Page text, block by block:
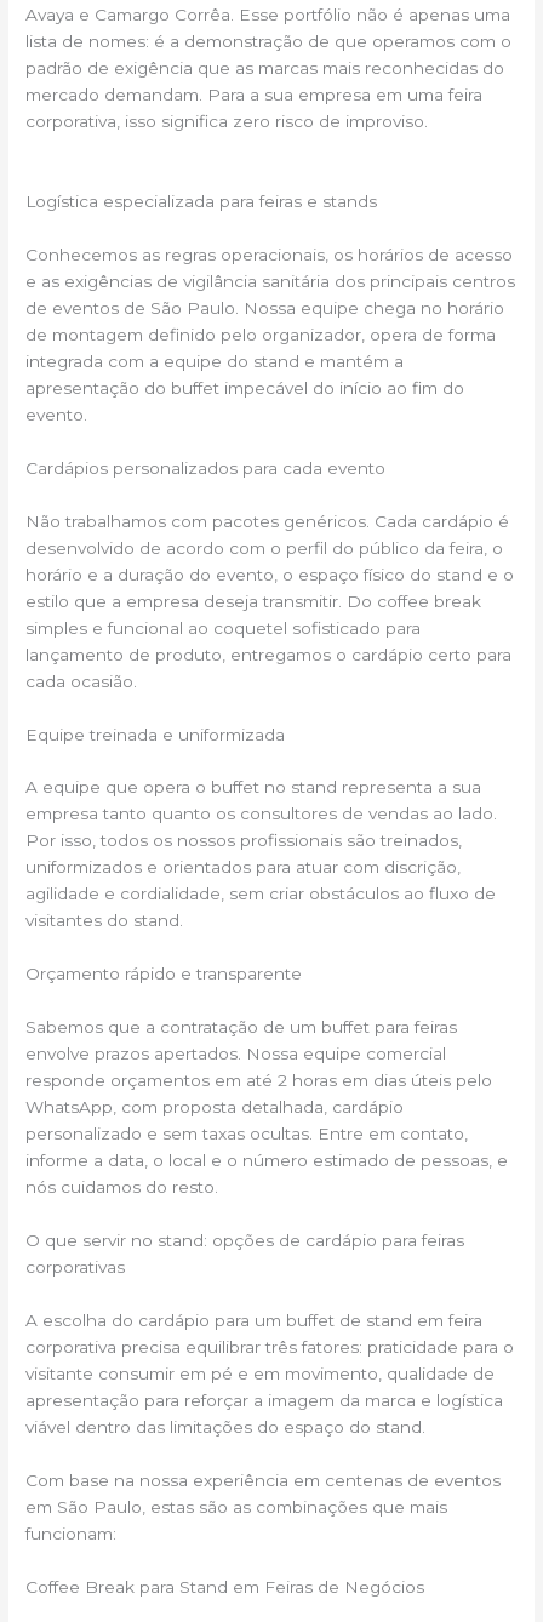
Avaya e Camargo Corrêa. Esse portfólio não é apenas uma
lista de nomes: é a demonstração de que operamos com o
padrão de exigência que as marcas mais reconhecidas do
mercado demandam. Para a sua empresa em uma feira
corporativa, isso significa zero risco de improviso.
Logística especializada para feiras e stands
Conhecemos as regras operacionais, os horários de acesso
e as exigências de vigilância sanitária dos principais centros
de eventos de São Paulo. Nossa equipe chega no horário
de montagem definido pelo organizador, opera de forma
integrada com a equipe do stand e mantém a
apresentação do buffet impecável do início ao fim do
evento.
Cardápios personalizados para cada evento
Não trabalhamos com pacotes genéricos. Cada cardápio é
desenvolvido de acordo com o perfil do público da feira, o
horário e a duração do evento, o espaço físico do stand e o
estilo que a empresa deseja transmitir. Do coffee break
simples e funcional ao coquetel sofisticado para
lançamento de produto, entregamos o cardápio certo para
cada ocasião.
Equipe treinada e uniformizada
A equipe que opera o buffet no stand representa a sua
empresa tanto quanto os consultores de vendas ao lado.
Por isso, todos os nossos profissionais são treinados,
uniformizados e orientados para atuar com discrição,
agilidade e cordialidade, sem criar obstáculos ao fluxo de
visitantes do stand.
Orçamento rápido e transparente
Sabemos que a contratação de um buffet para feiras
envolve prazos apertados. Nossa equipe comercial
responde orçamentos em até 2 horas em dias úteis pelo
WhatsApp, com proposta detalhada, cardápio
personalizado e sem taxas ocultas. Entre em contato,
informe a data, o local e o número estimado de pessoas, e
nós cuidamos do resto.
O que servir no stand: opções de cardápio para feiras
corporativas
A escolha do cardápio para um buffet de stand em feira
corporativa precisa equilibrar três fatores: praticidade para o
visitante consumir em pé e em movimento, qualidade de
apresentação para reforçar a imagem da marca e logística
viável dentro das limitações do espaço do stand.
Com base na nossa experiência em centenas de eventos
em São Paulo, estas são as combinações que mais
funcionam:
Coffee Break para Stand em Feiras de Negócios